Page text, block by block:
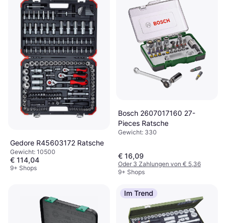
Gedore R45603172 Ratsche
Gewicht: 10500
€ 114,04
9+ Shops
Bosch 2607017160 27-
Pieces Ratsche
Gewicht: 330
€ 16,09
Oder 3 Zahlungen von € 5,36
9+ Shops
Im Trend